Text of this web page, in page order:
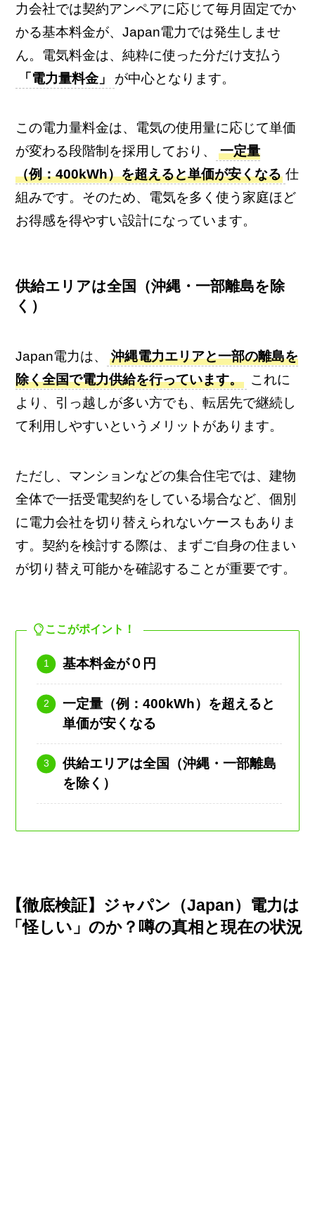
力会社では契約アンペアに応じて毎月固定でか
かる基本料金が、Japan電力では発生しませ
ん。電気料金は、純粋に使った分だけ支払う
「電力量料金」
が中心となります。
この電力量料金は、電気の使用量に応じて単価
が変わる段階制を採用しており、
一定量
（例：400kWh）を超えると単価が安くなる 仕
組みです。そのため、電気を多く使う家庭ほど
お得感を得やすい設計になっています。
供給エリアは全国（沖縄・一部離島を除
く）
Japan電力は、
沖縄電力エリアと一部の離島を
除く全国で電力供給を行っています。
これに
より、引っ越しが多い方でも、転居先で継続し
て利用しやすいというメリットがあります。
ただし、マンションなどの集合住宅では、建物
全体で一括受電契約をしている場合など、個別
に電力会社を切り替えられないケースもありま
す。契約を検討する際は、まずご自身の住まい
が切り替え可能かを確認することが重要です。
ここがポイント！
基本料金が０円
一定量（例：400kWh）を超えると
単価が安くなる
供給エリアは全国（沖縄・一部離島
を除く）
【徹底検証】ジャパン（Japan）電力は
「怪しい」のか？噂の真相と現在の状況